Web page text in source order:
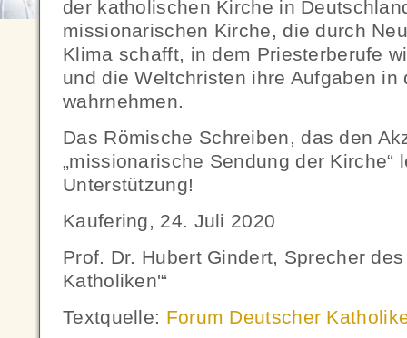
der katholischen Kirche in
missionarischen Kirche, die durch
Klima schafft, in dem Priesterberufe
und die Weltchristen ihre Aufgaben in
wahrnehmen.
Das Römische Schreiben, das den
„missionarische Sendung der Kirche“
Unterstützung!
Kaufering, 24. Juli 2020
Prof. Dr. Hubert Gindert, Sprecher
Katholiken'“
Textquelle: Forum Deutscher